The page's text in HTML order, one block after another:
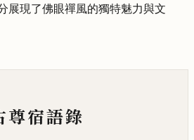
展現了佛眼禪風的獨特魅力與文
尊宿語錄